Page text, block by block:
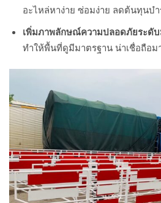
อะไหล่หาง่าย ซ่อมง่าย ลดต้นทุนบำ
เพิ่มภาพลักษณ์ความปลอดภัยระดั
ทำให้พื้นที่ดูมีมาตรฐาน น่าเชื่อถือม